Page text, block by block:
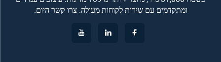
ומתקדמים עם שירות לקוחות מעולה. צרו קשר היום.